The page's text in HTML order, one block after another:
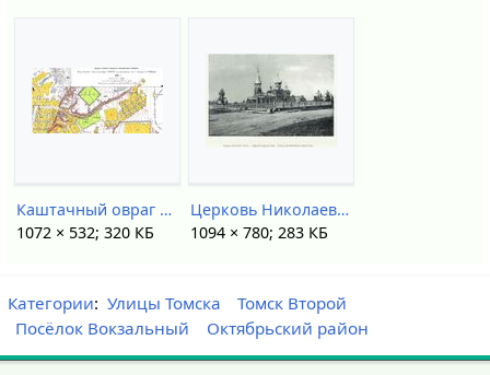
Каштачный овраг 1933.jpg
1072 × 532; 320 КБ
Церковь Николаевская Томск-II.jpg
1094 × 780; 283 КБ
Категории: Улицы Томска
Томск Второй
Посёлок Вокзальный
Октябрьский район